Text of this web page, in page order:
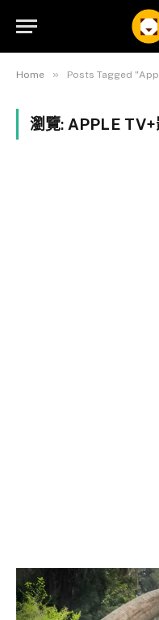
Home » Posts Tagged
瀏覽: APPLE TV+